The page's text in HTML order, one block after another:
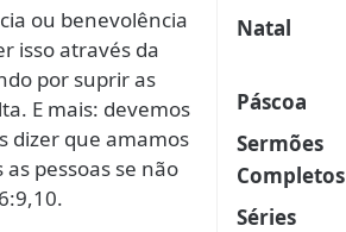
ou benevolência
isso através da
por suprir as
E mais: devemos
dizer que amamos
pessoas se não
Natal
Páscoa
Sermões
Completos
Séries